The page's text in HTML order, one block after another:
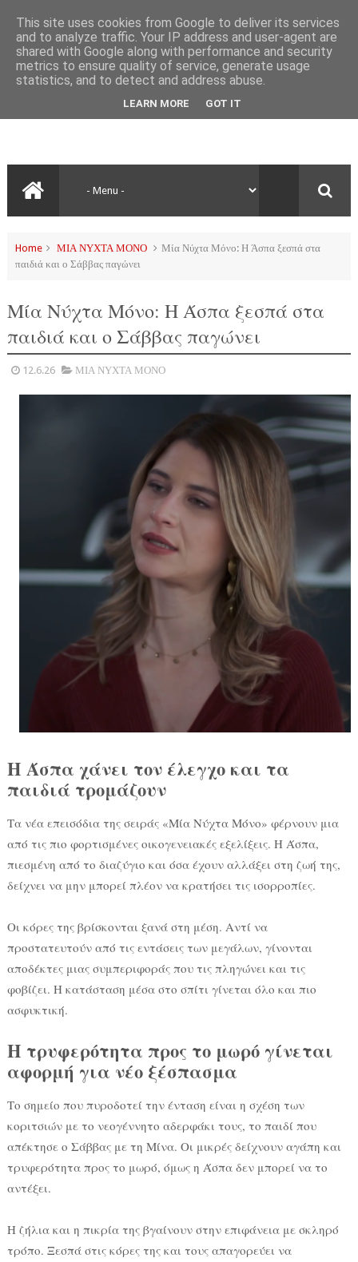
Home ΜΙΑ ΝΥΧΤΑ ΜΟΝΟ
Μία Νύχτα Μόνο: Η Άσπα ξεσπά στα
παιδιά και ο Σάββας παγώνει
Μία Νύχτα Μόνο: Η Άσπα ξεσπά στα
παιδιά και ο Σάββας παγώνει
12.6.26 ΜΙΑ ΝΥΧΤΑ ΜΟΝΟ
Η Άσπα χάνει τον έλεγχο και τα
παιδιά τρομάζουν
Τα νέα επεισόδια της σειράς «Μία Νύχτα Μόνο» φέρνουν μια
από τις πιο φορτισμένες οικογενειακές εξελίξεις. Η Άσπα,
πιεσμένη από το διαζύγιο και όσα έχουν αλλάξει στη ζωή της,
δείχνει να μην μπορεί πλέον να κρατήσει τις ισορροπίες.
Οι κόρες της βρίσκονται ξανά στη μέση. Αντί να
προστατευτούν από τις εντάσεις των μεγάλων, γίνονται
αποδέκτες μιας συμπεριφοράς που τις πληγώνει και τις
φοβίζει. Η κατάσταση μέσα στο σπίτι γίνεται όλο και πιο
ασφυκτική.
Η τρυφερότητα προς το μωρό γίνεται
αφορμή για νέο ξέσπασμα
Το σημείο που πυροδοτεί την ένταση είναι η σχέση των
κοριτσιών με το νεογέννητο αδερφάκι τους, το παιδί που
απέκτησε ο Σάββας με τη Μίνα. Οι μικρές δείχνουν αγάπη και
τρυφερότητα προς το μωρό, όμως η Άσπα δεν μπορεί να το
αντέξει.
Η ζήλια και η πικρία της βγαίνουν στην επιφάνεια με σκληρό
τρόπο. Ξεσπά στις κόρες της και τους απαγορεύει να
This site uses cookies from Google to deliver its services
and to analyze traffic. Your IP address and user-agent are
shared with Google along with performance and security
metrics to ensure quality of service, generate usage
statistics, and to detect and address abuse.
LEARN MORE GOT IT